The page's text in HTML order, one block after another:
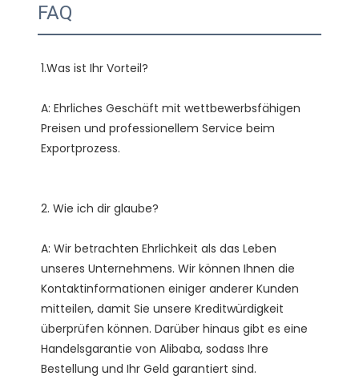
FAQ
A: Ehrliches Geschäft mit wettbewerbsfähigen
Preisen und professionellem Service beim
A: Wir betrachten Ehrlichkeit als das Leben
unseres Unternehmens. Wir können Ihnen die
Kontaktinformationen einiger anderer Kunden
mitteilen, damit Sie unsere Kreditwürdigkeit
überprüfen können. Darüber hinaus gibt es eine
Handelsgarantie von Alibaba, sodass Ihre